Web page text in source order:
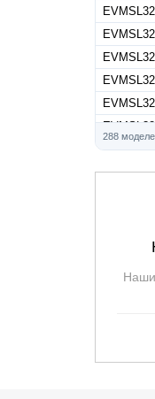
288
Наши